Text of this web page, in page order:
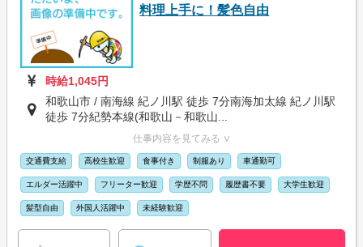
料理上手に！髪色自由
時給1,045円
和歌山市 / 南海線 紀ノ川駅 徒歩 7分南海加太線 紀ノ川駅
徒歩 7分紀勢本線(和歌山－和歌山...
仕事内容を見てみる ∨
交通費支給 高校生歓迎 食事付き 制服あり 車通勤可
エルダー活躍中 フリーター歓迎 学歴不問 履歴書不要 大学生歓迎
髪型自由 外国人活躍中 未経験歓迎